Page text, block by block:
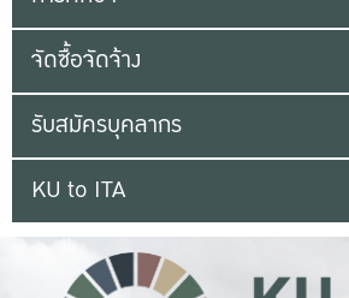
จัดซื้อจัดจ้าง
รับสมัครบุคลากร
KU to ITA